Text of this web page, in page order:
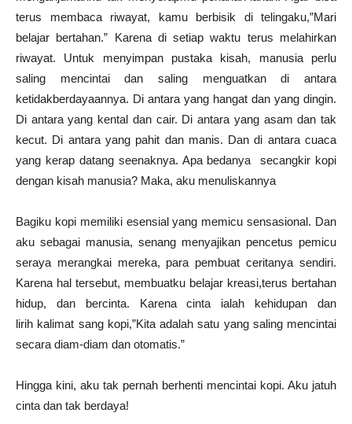
terus membaca riwayat, kamu berbisik di telingaku,”Mari
belajar bertahan.” Karena di setiap waktu terus melahirkan
riwayat. Untuk menyimpan pustaka kisah, manusia perlu
saling mencintai dan saling menguatkan di antara
ketidakberdayaannya. Di antara yang hangat dan yang dingin.
Di antara yang kental dan cair. Di antara yang asam dan tak
kecut. Di antara yang pahit dan manis. Dan di antara cuaca
yang kerap datang seenaknya. Apa bedanya secangkir kopi
dengan kisah manusia? Maka, aku menuliskannya
Bagiku kopi memiliki esensial yang memicu sensasional. Dan
aku sebagai manusia, senang menyajikan pencetus pemicu
seraya merangkai mereka, para pembuat ceritanya sendiri.
Karena hal tersebut, membuatku belajar kreasi,terus bertahan
hidup, dan bercinta. Karena cinta ialah kehidupan dan
lirih kalimat sang kopi,”Kita adalah satu yang saling mencintai
secara diam-diam dan otomatis.”
Hingga kini, aku tak pernah berhenti mencintai kopi. Aku jatuh
cinta dan tak berdaya!